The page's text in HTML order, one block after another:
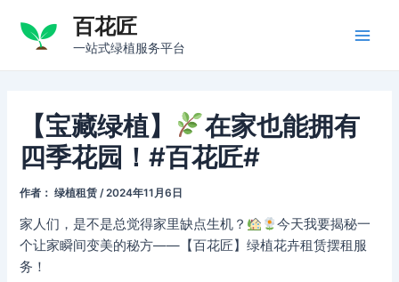
百花匠
一站式绿植服务平台
【宝藏绿植】
在家也能拥有
四季花园！#百花匠#
作者： 绿植租赁 /2024年11月6日
家人们，是不是总觉得家里缺点生机？
今天我要揭秘一
个让家瞬间变美的秘方——【百花匠】绿植花卉租赁摆租服
务！